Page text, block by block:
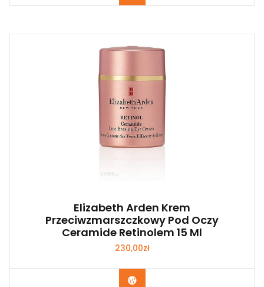
Elizabeth Arden Krem
Przeciwzmarszczkowy Pod Oczy
Ceramide Retinolem 15 Ml
230,00zł
Zobacz